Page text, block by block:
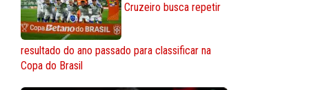
Cruzeiro busca repetir
resultado do ano passado para classificar na
Copa do Brasil